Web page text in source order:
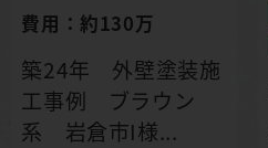
費用：約130万
築24年 外壁塗装施
工事例 ブラウン
系 岩倉市I様...